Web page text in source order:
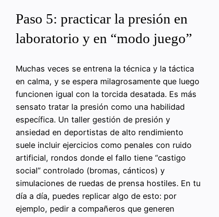
Paso 5: practicar la presión en
laboratorio y en “modo juego”
Muchas veces se entrena la técnica y la táctica
en calma, y se espera milagrosamente que luego
funcionen igual con la torcida desatada. Es más
sensato tratar la presión como una habilidad
específica. Un taller gestión de presión y
ansiedad en deportistas de alto rendimiento
suele incluir ejercicios como penales con ruido
artificial, rondos donde el fallo tiene “castigo
social” controlado (bromas, cánticos) y
simulaciones de ruedas de prensa hostiles. En tu
día a día, puedes replicar algo de esto: por
ejemplo, pedir a compañeros que generen